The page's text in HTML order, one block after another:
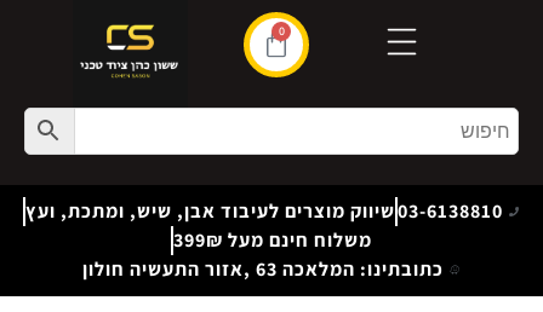
0
03-6138810שיווק מוצרים לעיבוד אבן, שיש, ומתכת, ועץ
משלוח חינם מעל 399₪
כתובתינו: המלאכה 63 ,אזור התעשיה חולון